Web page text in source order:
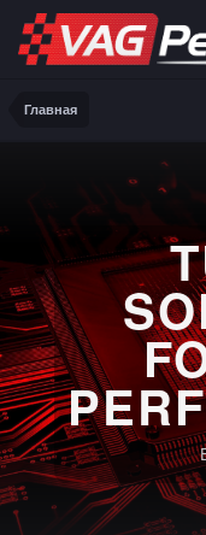
Главная